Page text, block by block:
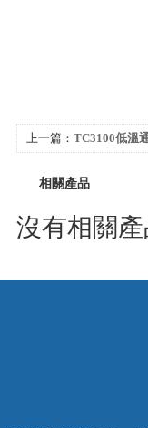
上一篇： TC3100低溫
相關產品
沒有相關